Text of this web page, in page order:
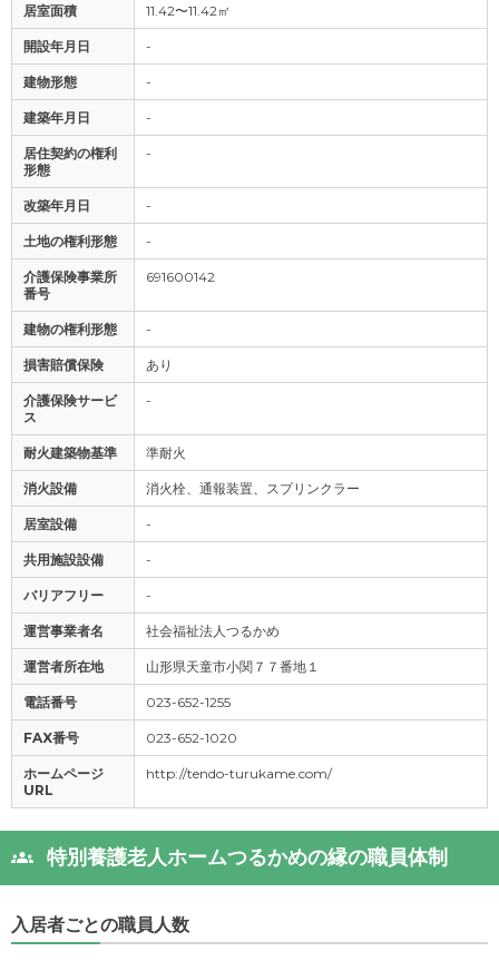
居室面積 11.42〜11.42㎡
開設年月日 -
建物形態 -
建築年月日 -
居住契約の権利
形態
-
改築年月日 -
土地の権利形態 -
介護保険事業所
番号
691600142
建物の権利形態 -
損害賠償保険 あり
介護保険サービ
ス
-
耐火建築物基準 準耐火
消火設備 消火栓、通報装置、スプリンクラー
居室設備 -
共用施設設備 -
バリアフリー -
運営事業者名 社会福祉法人つるかめ
運営者所在地 山形県天童市小関７７番地１
電話番号 023-652-1255
FAX番号 023-652-1020
ホームページ
URL
http://tendo-turukame.com/
特別養護老人ホームつるかめの縁の職員体制
入居者ごとの職員人数